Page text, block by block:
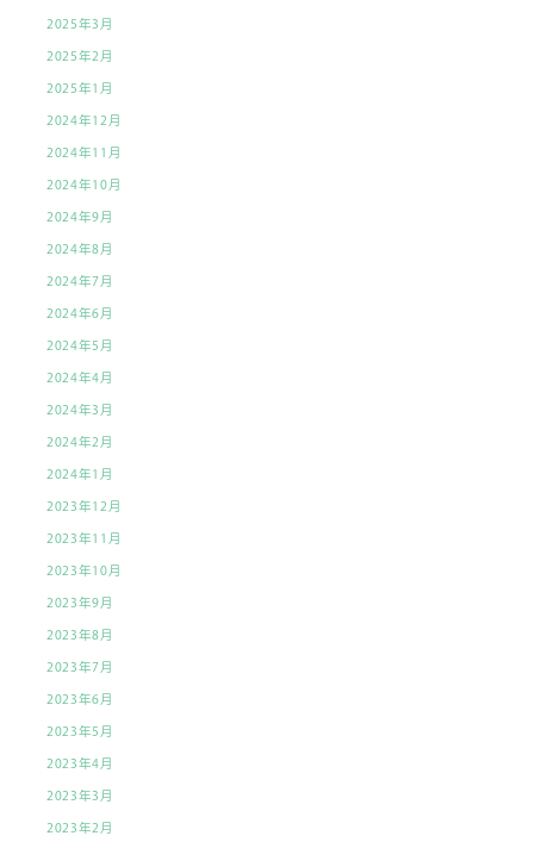
2025年3月
2025年2月
2025年1月
2024年12月
2024年11月
2024年10月
2024年9月
2024年8月
2024年7月
2024年6月
2024年5月
2024年4月
2024年3月
2024年2月
2024年1月
2023年12月
2023年11月
2023年10月
2023年9月
2023年8月
2023年7月
2023年6月
2023年5月
2023年4月
2023年3月
2023年2月